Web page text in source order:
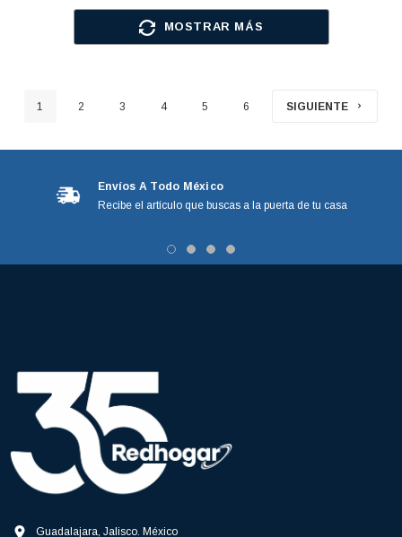
MOSTRAR MÁS
1 2 3 4 5 6 SIGUIENTE
Envíos A Todo México
Recibe el artículo que buscas a la puerta de tu casa
Guadalajara, Jalisco. México